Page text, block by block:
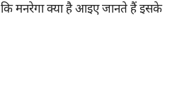
मनरेगा क्या है आइए जानते हैं इसके